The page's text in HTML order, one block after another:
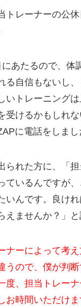
トレーナーの公
あたるので、体
る自信もないし
いトレーニング
受けるかもしれ
に電話をしまし
られた方に、「
ているんですが
いんです。良けれ
えませんか？」と
ナーによって考
うので、僕が判
度、担当トレー
お時間いただけま